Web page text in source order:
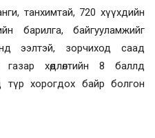
танхимтай, 720 хүүхдийн
барилга, байгууламжийг
ээлтэй, зорчиход саад
газар хөдлөлтийн 8 баллд
түр хорогдох байр болгон